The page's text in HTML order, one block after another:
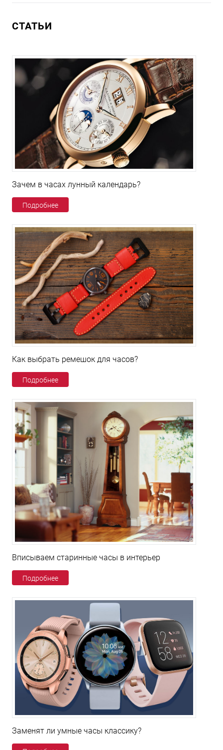
СТАТЬИ
Зачем в часах лунный календарь?
Подробнее
Как выбрать ремешок для часов?
Подробнее
Вписываем старинные часы в интерьер
Подробнее
Заменят ли умные часы классику?